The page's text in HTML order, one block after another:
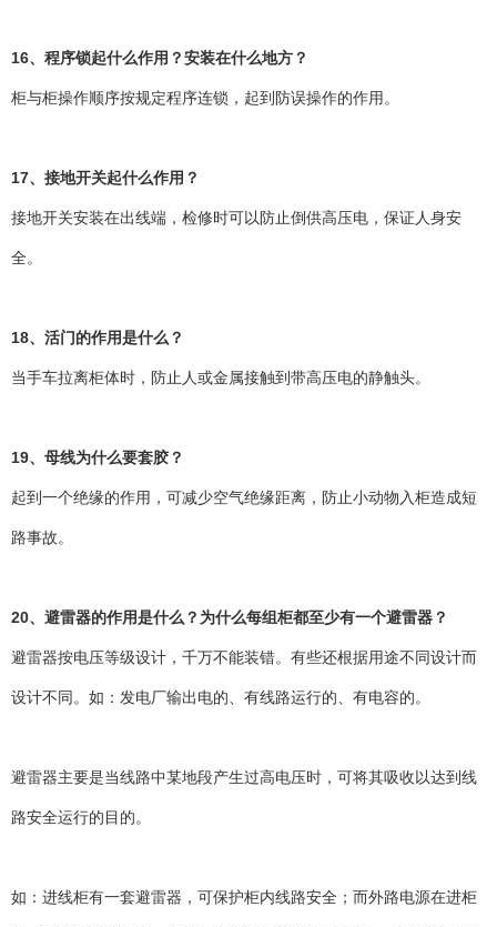
16、程序锁起什么作用？安装在什么地方？
柜与柜操作顺序按规定程序连锁，起到防误操作的作用。
17、接地开关起什么作用？
接地开关安装在出线端，检修时可以防止倒供高压电，保证人身安
全。
18、活门的作用是什么？
当手车拉离柜体时，防止人或金属接触到带高压电的静触头。
19、母线为什么要套胶？
起到一个绝缘的作用，可减少空气绝缘距离，防止小动物入柜造成短
路事故。
20、避雷器的作用是什么？为什么每组柜都至少有一个避雷器？
避雷器按电压等级设计，千万不能装错。有些还根据用途不同设计而
设计不同。如：发电厂输出电的、有线路运行的、有电容的。
避雷器主要是当线路中某地段产生过高电压时，可将其吸收以达到线
路安全运行的目的。
如：进线柜有一套避雷器，可保护柜内线路安全；而外路电源在进柜